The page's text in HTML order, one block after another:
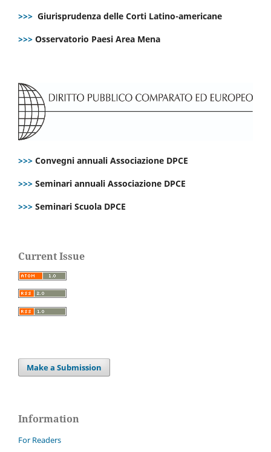
>>> Giurisprudenza delle Corti Latino-americane
>>> Osservatorio Paesi Area Mena
>>> Convegni annuali Associazione DPCE
>>> Seminari annuali Associazione DPCE
>>> Seminari Scuola DPCE
Current Issue
Make a Submission
Information
For Readers